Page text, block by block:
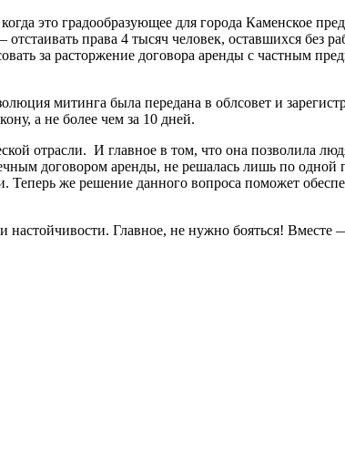
это градообразующее для города Каменское
права 4 тысяч человек, оставшихся без
за расторжение договора аренды с частным
митинга была передана в облсовет и
а не более чем за 10 дней.
отрасли. И главное в том, что она позволила
договором аренды, не решалась лишь по одной
Теперь же решение данного вопроса поможет
Главное, не нужно бояться! Вместе